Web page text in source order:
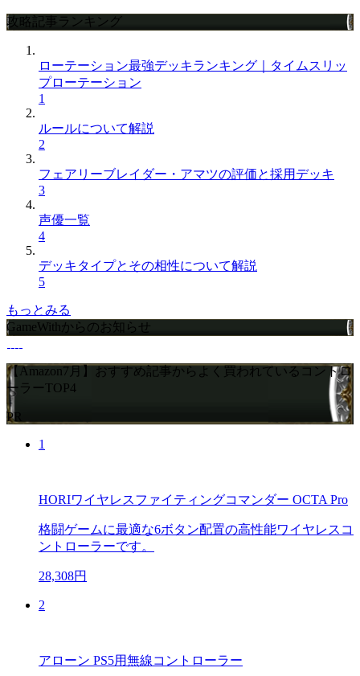
攻略記事ランキング
ローテーション最強デッキランキング｜タイムスリッ
プローテーション
1
ルールについて解説
2
フェアリーブレイダー・アマツの評価と採用デッキ
3
声優一覧
4
デッキタイプとその相性について解説
5
もっとみる
GameWithからのお知らせ
【Amazon7月】おすすめ記事からよく買われているコントロ
ーラーTOP4
PR
1
HORIワイヤレスファイティングコマンダー OCTA Pro
格闘ゲームに最適な6ボタン配置の高性能ワイヤレスコ
ントローラーです。
28,308円
2
アローン PS5用無線コントローラー